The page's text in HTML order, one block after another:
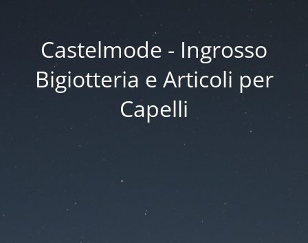
Castelmode - Ingrosso
Bigiotteria e Articoli per
Capelli